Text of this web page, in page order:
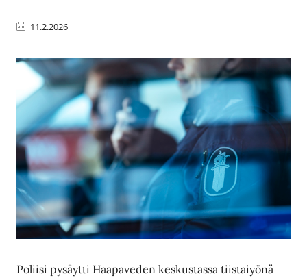
11.2.2026
Poliisi pysäytti Haapaveden keskustassa tiistaiyönä